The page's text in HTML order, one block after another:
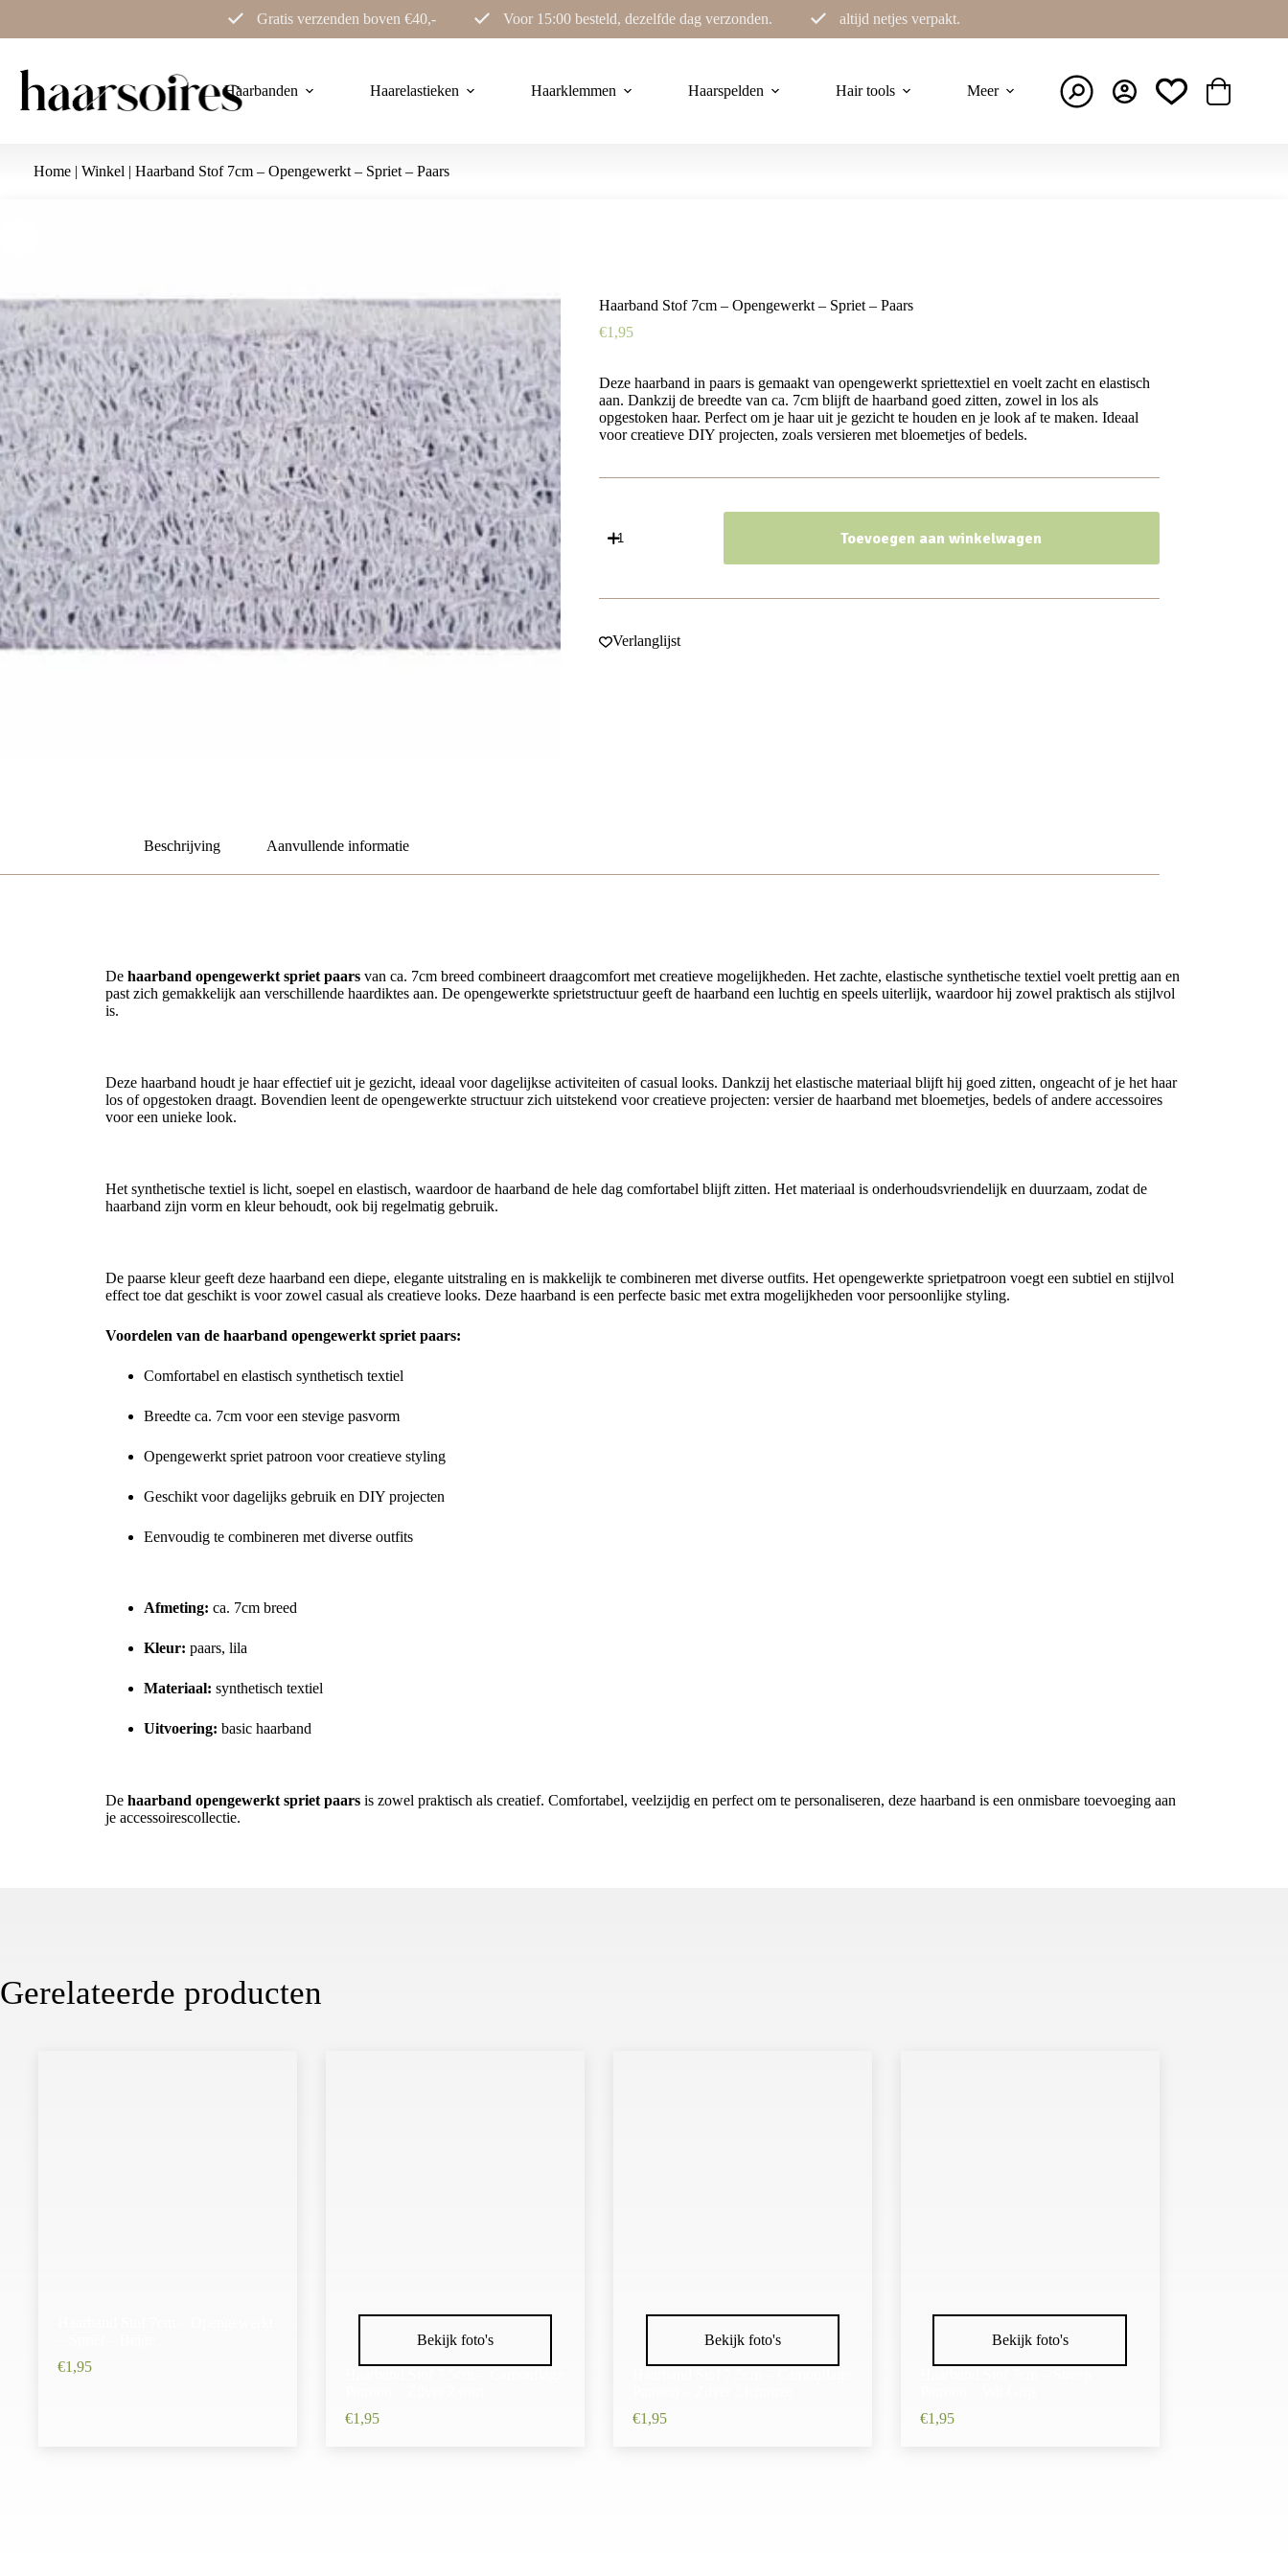
de
Gratis verzenden boven €40,- Voor 15:00 besteld, dezelfde dag verzonden. altijd netjes verpakt.
Haarbanden Haarelastieken Haarklemmen Haarspelden Hair tools Meer Winkelwagen
Home | Winkel | Haarband Stof 7cm – Opengewerkt – Spriet – Paars
Haarband Stof 7cm – Opengewerkt – Spriet – Paars
€1,95
Deze haarband in paars is gemaakt van opengewerkt spriettextiel en voelt zacht en elastisch
aan. Dankzij de breedte van ca. 7cm blijft de haarband goed zitten, zowel in los als
opgestoken haar. Perfect om je haar uit je gezicht te houden en je look af te maken. Ideaal
voor creatieve DIY projecten, zoals versieren met bloemetjes of bedels.
Stof
-
Paars
Toevoegen aan winkelwagen
Verlanglijst
Beschrijving Aanvullende informatie
De haarband opengewerkt spriet paars van ca. 7cm breed combineert draagcomfort met creatieve mogelijkheden. Het zachte, elastische synthetische textiel voelt prettig aan en
past zich gemakkelijk aan verschillende haardiktes aan. De opengewerkte sprietstructuur geeft de haarband een luchtig en speels uiterlijk, waardoor hij zowel praktisch als stijlvol
is.
Deze haarband houdt je haar effectief uit je gezicht, ideaal voor dagelijkse activiteiten of casual looks. Dankzij het elastische materiaal blijft hij goed zitten, ongeacht of je het haar
los of opgestoken draagt. Bovendien leent de opengewerkte structuur zich uitstekend voor creatieve projecten: versier de haarband met bloemetjes, bedels of andere accessoires
voor een unieke look.
Het synthetische textiel is licht, soepel en elastisch, waardoor de haarband de hele dag comfortabel blijft zitten. Het materiaal is onderhoudsvriendelijk en duurzaam, zodat de
haarband zijn vorm en kleur behoudt, ook bij regelmatig gebruik.
De paarse kleur geeft deze haarband een diepe, elegante uitstraling en is makkelijk te combineren met diverse outfits. Het opengewerkte sprietpatroon voegt een subtiel en stijlvol
effect toe dat geschikt is voor zowel casual als creatieve looks. Deze haarband is een perfecte basic met extra mogelijkheden voor persoonlijke styling.
Voordelen van de haarband opengewerkt spriet paars:
Comfortabel en elastisch synthetisch textiel
Breedte ca. 7cm voor een stevige pasvorm
Opengewerkt spriet patroon voor creatieve styling
Geschikt voor dagelijks gebruik en DIY projecten
Eenvoudig te combineren met diverse outfits
Afmeting: ca. 7cm breed
Kleur: paars, lila
Materiaal: synthetisch textiel
Uitvoering: basic haarband
De haarband opengewerkt spriet paars is zowel praktisch als creatief. Comfortabel, veelzijdig en perfect om te personaliseren, deze haarband is een onmisbare toevoeging aan
je accessoirescollectie.
Gerelateerde producten
€1,95
Bekijk foto's
€1,95
Bekijk foto's
€1,95
Bekijk foto's
€1,95